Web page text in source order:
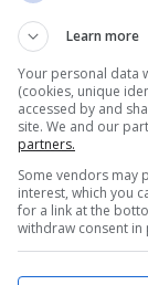
Steam in
anche il
Learn more
Your personal data
(cookies, unique
accessed by and
site. We and our
partners.
Some vendors may
interest, which you
for a link at the
withdraw consent in